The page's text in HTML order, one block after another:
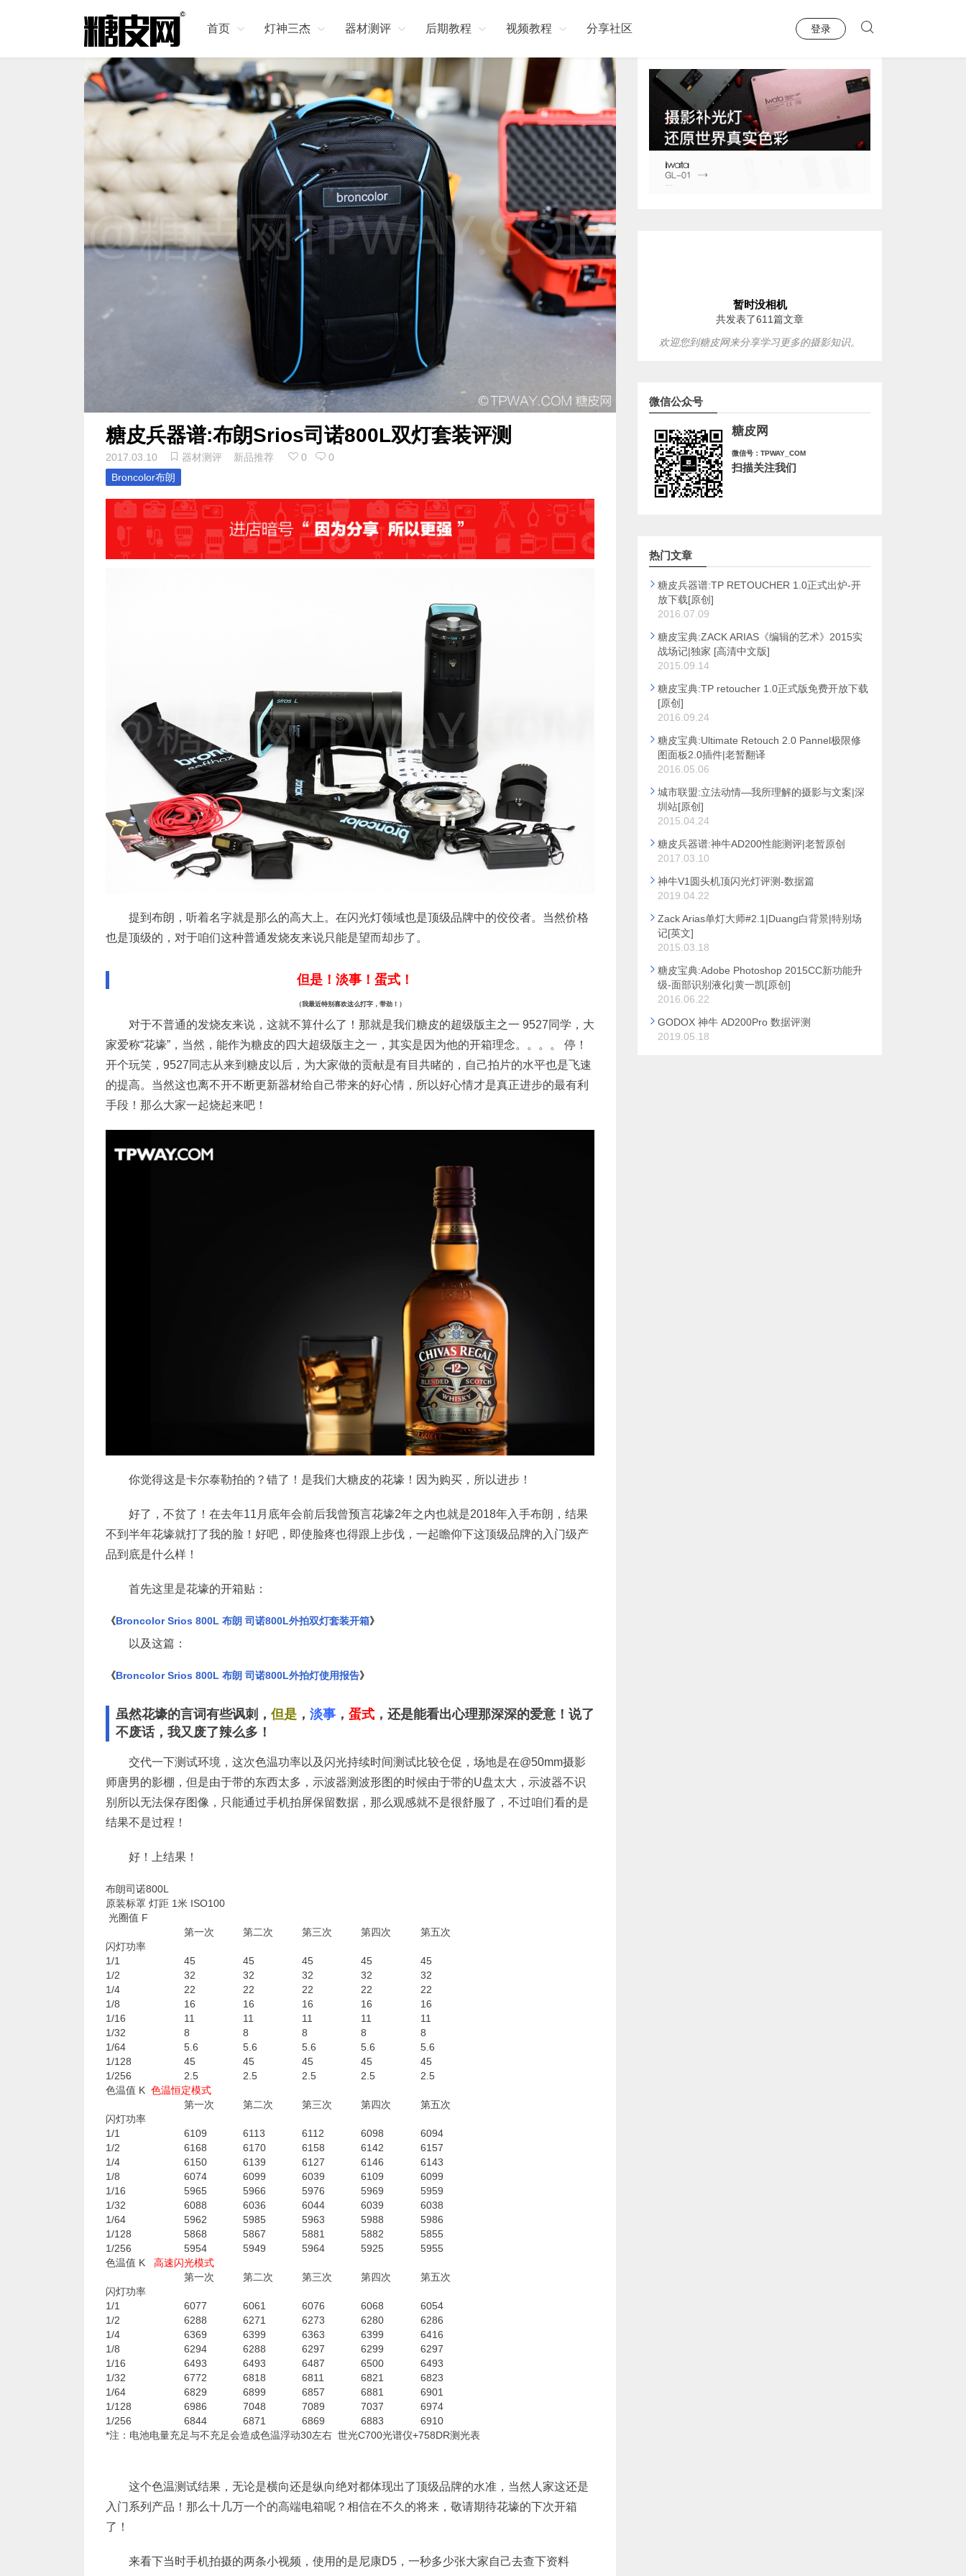
首页 灯神三杰 器材测评 后期教程 视频教程 分享社区 登录
糖皮兵器谱:布朗Srios司诺800L双灯套装评测
2017.03.10 器材测评 新品推荐 0
0
Broncolor布朗
提到布朗，听着名字就是那么的高大上。在闪光灯领域也是顶级品牌中的佼佼者。当然价格
也是顶级的，对于咱们这种普通发烧友来说只能是望而却步了。
但是！淡事！蛋式！
（我最近特别喜欢这么打字，带劲！）
对于不普通的发烧友来说，这就不算什么了！那就是我们糖皮的超级版主之一 9527同学，大
家爱称“花壕”，当然，能作为糖皮的四大超级版主之一，其实是因为他的开箱理念。。。。 停！
开个玩笑，9527同志从来到糖皮以后，为大家做的贡献是有目共睹的，自己拍片的水平也是飞速
的提高。当然这也离不开不断更新器材给自己带来的好心情，所以好心情才是真正进步的最有利
手段！那么大家一起烧起来吧！
你觉得这是卡尔泰勒拍的？错了！是我们大糖皮的花壕！因为购买，所以进步！
好了，不贫了！在去年11月底年会前后我曾预言花壕2年之内也就是2018年入手布朗，结果
不到半年花壕就打了我的脸！好吧，即使脸疼也得跟上步伐，一起瞻仰下这顶级品牌的入门级产
品到底是什么样！
首先这里是花壕的开箱贴：
《Broncolor Srios 800L 布朗 司诺800L外拍双灯套装开箱》
以及这篇：
《Broncolor Srios 800L 布朗 司诺800L外拍灯使用报告》
虽然花壕的言词有些讽刺， 但是 ， 淡事 ， 蛋式 ，还是能看出心理那深深的爱意！说了
不废话，我又废了辣么多！
交代一下测试环境，这次色温功率以及闪光持续时间测试比较仓促，场地是在@50mm摄影
师唐男的影棚，但是由于带的东西太多，示波器测波形图的时候由于带的U盘太大，示波器不识
别所以无法保存图像，只能通过手机拍屏保留数据，那么观感就不是很舒服了，不过咱们看的是
结果不是过程！
好！上结果！
布朗司诺800L
原装标罩 灯距 1米 ISO100
光圈值 F
第一次
第二次 第三次 第四次
第五次
闪灯功率
1/1
45 45 45 45
45
1/2
32 32 32 32
32
1/4
22 22 22 22
22
1/8
16 16 16 16
16
1/16
11 11 11 11
11
1/32
8 8 8 8
8
1/64
5.6 5.6 5.6 5.6
5.6
1/128
45 45 45 45
45
1/256
2.5 2.5 2.5 2.5
2.5
色温值 K 色温恒定模式
第一次
第二次 第三次 第四次
第五次
闪灯功率
1/1
6109 6113 6112 6098
6094
1/2
6168 6170 6158 6142
6157
1/4
6150 6139 6127 6146
6143
1/8
6074 6099 6039 6109
6099
1/16
5965 5966 5976 5969
5959
1/32
6088 6036 6044 6039
6038
1/64
5962 5985 5963 5988
5986
1/128
5868 5867 5881 5882
5855
1/256
5954 5949 5964 5925
5955
色温值 K
高速闪光模式
第一次
第二次 第三次 第四次
第五次
闪灯功率
1/1
6077 6061 6076 6068
6054
1/2
6288 6271 6273 6280
6286
1/4
6369 6399 6363 6399
6416
1/8
6294 6288 6297 6299
6297
1/16
6493 6493 6487 6500
6493
1/32
6772 6818 6811 6821
6823
1/64
6829 6899 6857 6881
6901
1/128
6986 7048 7089 7037
6974
1/256
6844 6871 6869 6883
6910
*注：电池电量充足与不充足会造成色温浮动30左右 世光C700光谱仪+758DR测光表
这个色温测试结果，无论是横向还是纵向绝对都体现出了顶级品牌的水准，当然人家这还是
入门系列产品！那么十几万一个的高端电箱呢？相信在不久的将来，敬请期待花壕的下次开箱
了！
来看下当时手机拍摄的两条小视频，使用的是尼康D5，一秒多少张大家自己去查下资料
暂时没相机
共发表了611篇文章
欢迎您到糖皮网来分享学习更多的摄影知识。
微信公众号
糖皮网
微信号：TPWAY_COM
扫描关注我们
热门文章
糖皮兵器谱:TP RETOUCHER 1.0正式出炉-开
放下载[原创]
2016.07.09
糖皮宝典:ZACK ARIAS《编辑的艺术》2015实
战场记|独家 [高清中文版]
2015.09.14
糖皮宝典:TP retoucher 1.0正式版免费开放下载
[原创]
2016.09.24
糖皮宝典:Ultimate Retouch 2.0 Pannel极限修
图面板2.0插件|老暂翻译
2016.05.06
城市联盟:立法动情—我所理解的摄影与文案|深
圳站[原创]
2015.04.24
糖皮兵器谱:神牛AD200性能测评|老暂原创
2017.03.10
神牛V1圆头机顶闪光灯评测-数据篇
2019.04.22
Zack Arias单灯大师#2.1|Duang白背景|特别场
记[英文]
2015.03.18
糖皮宝典:Adobe Photoshop 2015CC新功能升
级-面部识别液化|黄一凯[原创]
2016.06.22
GODOX 神牛 AD200Pro 数据评测
2019.05.18